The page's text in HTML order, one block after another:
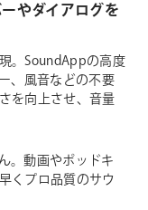
やダイアログを
。SoundAppの高度
、風音などの不要
を向上させ、音量
。動画やポッドキ
くプロ品質のサウ